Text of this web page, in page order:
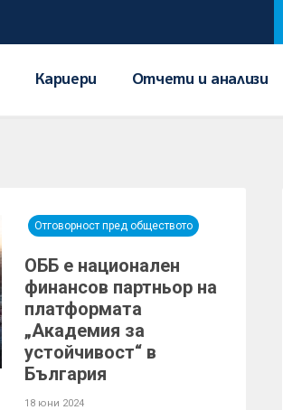
Кариери Отчети и анализи
Отговорност пред обществото
ОББ е национален
финансов партньор на
платформата
„Академия за
устойчивост“ в
България
18 юни 2024